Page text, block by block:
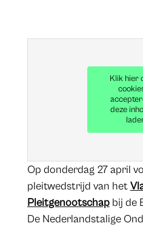
Klik hier
deze
Op donderdag 27 april
pleitwedstrijd van het
Pleitgenootschapbij de
De Nederlandstalige